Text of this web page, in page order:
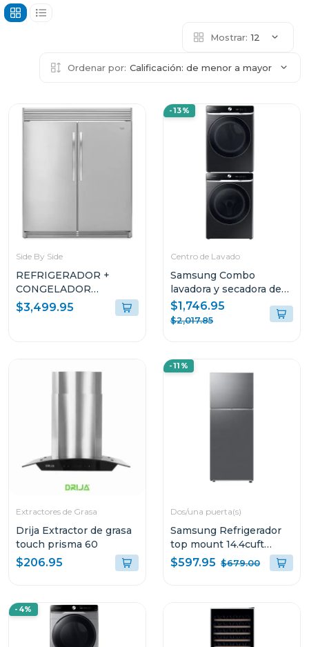
Mostrar: 12
Ordenar por: Calificación: de menor a mayor
Side By Side
REFRIGERADOR +
CONGELADOR
WHIRLPOOL SIDEKICK
GEMELAS DE 36CUFT
DE HIELO WM117
$3,499.95
-13%
Centro de Lavado
Samsung Combo
lavadora y secadora de
24kg a gas compatible
con multicontrol
$1,746.95
$2,017.85
Extractores de Grasa
Drija Extractor de grasa
touch prisma 60
$206.95
-11%
Dos/una puerta(s)
Samsung Refrigerador
top mount 14.4cuft
RT42DG6634S9
$597.95 $679.00
-4%